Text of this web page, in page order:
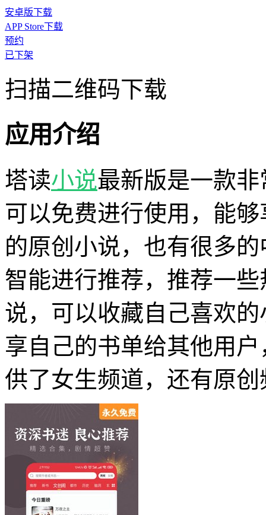
安卓版下载
APP Store下载
预约
已下架
扫描二维码下载
应用介绍
塔读小说最新版是一款
可以免费进行使用，能
的原创小说，也有很多
智能进行推荐，推荐一
说，可以收藏自己喜欢
享自己的书单给其他用
供了女生频道，还有原创